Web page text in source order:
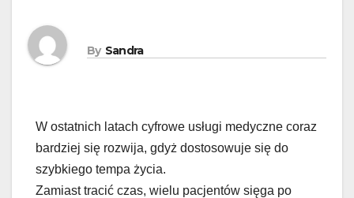
By Sandra
W ostatnich latach cyfrowe usługi medyczne coraz
bardziej się rozwija, gdyż dostosowuje się do
szybkiego tempa życia.
Zamiast tracić czas, wielu pacjentów sięga po